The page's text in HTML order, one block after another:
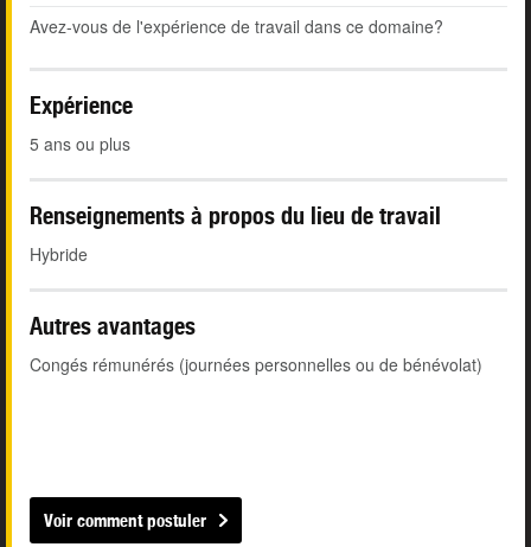
Avez-vous de l'expérience de travail dans ce domaine?
Expérience
5 ans ou plus
Renseignements à propos du lieu de travail
Hybride
Autres avantages
Congés rémunérés (journées personnelles ou de bénévolat)
Voir comment postuler